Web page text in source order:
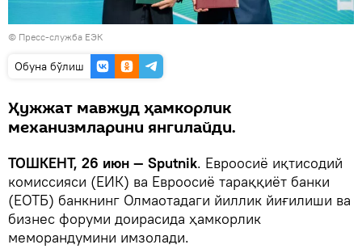
© Пресс-служба ЕЭК
Oбуна бўлиш
Ҳужжат мавжуд ҳамкорлик
механизмларини янгилайди.
ТОШКЕНТ, 26 июн — Sputnik. Евроосиё иқтисодий
комиссияси (ЕИК) ва Евроосиё тараққиёт банки
(ЕОТБ) банкнинг Олмаотадаги йиллик йиғилиши ва
бизнес форуми доирасида ҳамкорлик
меморандумини имзолади.